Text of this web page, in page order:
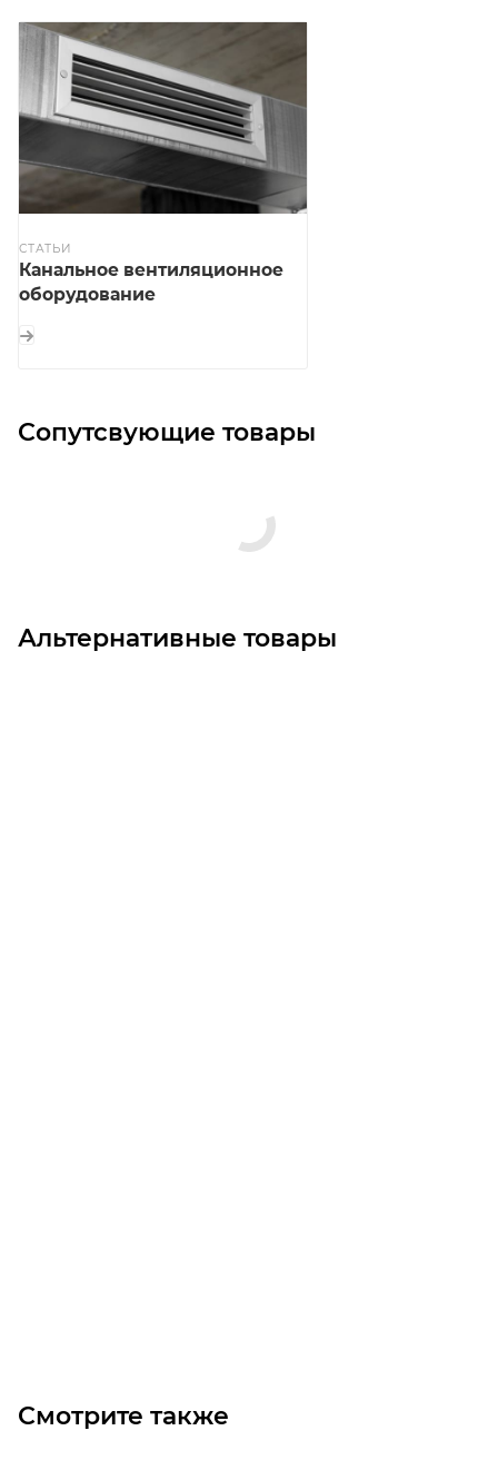
СТАТЬИ
Канальное вентиляционное
оборудование
Сопутсвующие товары
Альтернативные товары
Смотрите также